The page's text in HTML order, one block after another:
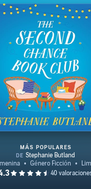
The Second
MÁS POPULARES